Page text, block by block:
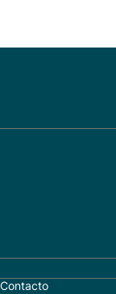
Contacto